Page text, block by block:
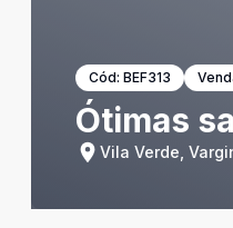
Cód: BEF313
Ótimas
Vila Verde,